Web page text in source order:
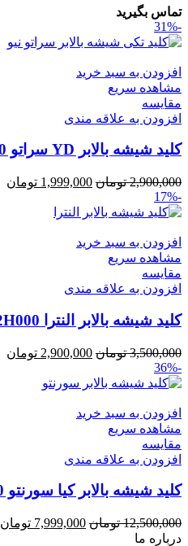
تماس بگیرید
-31%
افزودن به سبد خرید
مشاهده سریع
مقایسه
افزودن به علاقه مندی
کلید شیشه بالابر YD سراتو 93580A700
2,900,000 تومان قیمت
1,999,000 تومان
-17%
افزودن به سبد خرید
مشاهده سریع
مقایسه
افزودن به علاقه مندی
کلید شیشه بالابر النترا 935702H000
3,500,000 تومان قیمت
2,900,000 تومان
-36%
افزودن به سبد خرید
مشاهده سریع
مقایسه
افزودن به علاقه مندی
کلید شیشه بالابر کیا سورنتو 935702P100
12,500,000 تومان قیمت
7,999,000 تومان
درباره ما